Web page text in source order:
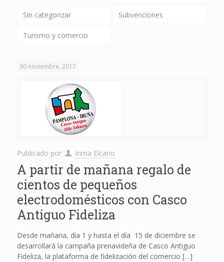
Sin categorizar Subvenciones
Turismo y comercio
30 noviembre, 2017
Publicado por Inma Elcano
A partir de mañana regalo de
cientos de pequeños
electrodomésticos con Casco
Antiguo Fideliza
Desde mañana, día 1 y hasta el día 15 de diciembre se
desarrollará la campaña prenavideña de Casco Antiguo
Fideliza, la plataforma de fidelización del comercio […]